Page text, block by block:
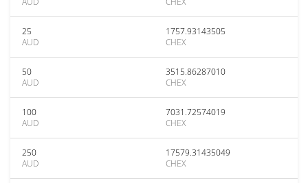
25
AUD
1757.93143505
CHEX
50
AUD
3515.86287010
CHEX
100
AUD
7031.72574019
CHEX
250
AUD
17579.31435049
CHEX